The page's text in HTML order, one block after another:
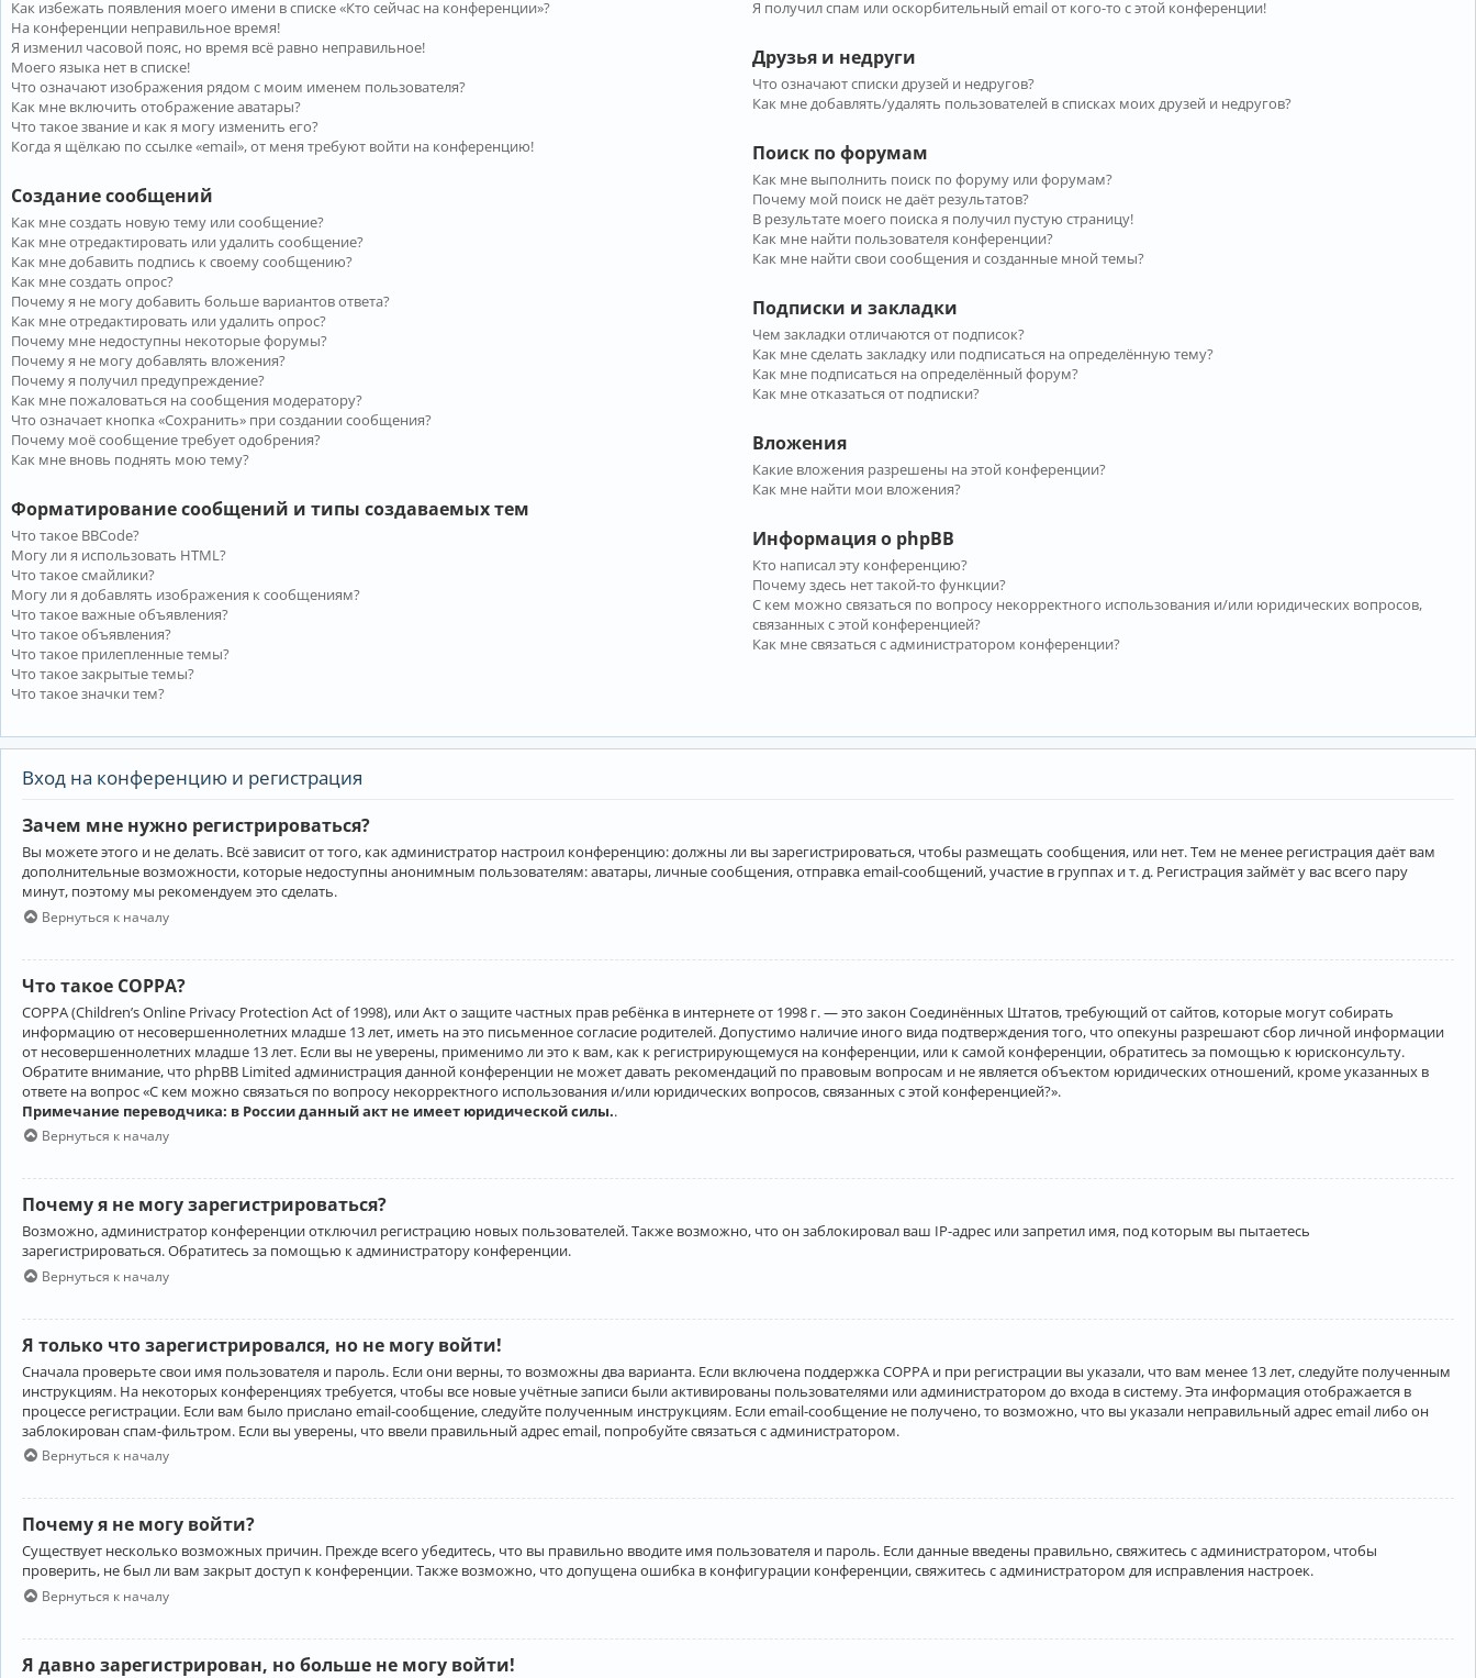
Как избежать появления моего имени в списке «Кто сейчас на конференции»?
На конференции неправильное время!
Я изменил часовой пояс, но время всё равно неправильное!
Моего языка нет в списке!
Что означают изображения рядом с моим именем пользователя?
Как мне включить отображение аватары?
Что такое звание и как я могу изменить его?
Когда я щёлкаю по ссылке «email», от меня требуют войти на конференцию!
Создание сообщений
Как мне создать новую тему или сообщение?
Как мне отредактировать или удалить сообщение?
Как мне добавить подпись к своему сообщению?
Как мне создать опрос?
Почему я не могу добавить больше вариантов ответа?
Как мне отредактировать или удалить опрос?
Почему мне недоступны некоторые форумы?
Почему я не могу добавлять вложения?
Почему я получил предупреждение?
Как мне пожаловаться на сообщения модератору?
Что означает кнопка «Сохранить» при создании сообщения?
Почему моё сообщение требует одобрения?
Как мне вновь поднять мою тему?
Форматирование сообщений и типы создаваемых тем
Что такое BBCode?
Могу ли я использовать HTML?
Что такое смайлики?
Могу ли я добавлять изображения к сообщениям?
Что такое важные объявления?
Что такое объявления?
Что такое прилепленные темы?
Что такое закрытые темы?
Что такое значки тем?
Я получил спам или оскорбительный email от кого-то с этой конференции!
Друзья и недруги
Что означают списки друзей и недругов?
Как мне добавлять/удалять пользователей в списках моих друзей и недругов?
Поиск по форумам
Как мне выполнить поиск по форуму или форумам?
Почему мой поиск не даёт результатов?
В результате моего поиска я получил пустую страницу!
Как мне найти пользователя конференции?
Как мне найти свои сообщения и созданные мной темы?
Подписки и закладки
Чем закладки отличаются от подписок?
Как мне сделать закладку или подписаться на определённую тему?
Как мне подписаться на определённый форум?
Как мне отказаться от подписки?
Вложения
Какие вложения разрешены на этой конференции?
Как мне найти мои вложения?
Информация о phpBB
Кто написал эту конференцию?
Почему здесь нет такой-то функции?
С кем можно связаться по вопросу некорректного использования и/или юридических вопросов,
связанных с этой конференцией?
Как мне связаться с администратором конференции?
Вход на конференцию и регистрация
Зачем мне нужно регистрироваться?
Вы можете этого и не делать. Всё зависит от того, как администратор настроил конференцию: должны ли вы зарегистрироваться, чтобы размещать сообщения, или нет. Тем не менее регистрация даёт вам
дополнительные возможности, которые недоступны анонимным пользователям: аватары, личные сообщения, отправка email-сообщений, участие в группах и т. д. Регистрация займёт у вас всего пару
минут, поэтому мы рекомендуем это сделать.
Вернуться к началу
Что такое COPPA?
COPPA (Children’s Online Privacy Protection Act of 1998), или Акт о защите частных прав ребёнка в интернете от 1998 г. — это закон Соединённых Штатов, требующий от сайтов, которые могут собирать
информацию от несовершеннолетних младше 13 лет, иметь на это письменное согласие родителей. Допустимо наличие иного вида подтверждения того, что опекуны разрешают сбор личной информации
от несовершеннолетних младше 13 лет. Если вы не уверены, применимо ли это к вам, как к регистрирующемуся на конференции, или к самой конференции, обратитесь за помощью к юрисконсульту.
Обратите внимание, что phpBB Limited администрация данной конференции не может давать рекомендаций по правовым вопросам и не является объектом юридических отношений, кроме указанных в
ответе на вопрос «С кем можно связаться по вопросу некорректного использования и/или юридических вопросов, связанных с этой конференцией?».
Примечание переводчика: в России данный акт не имеет юридической силы..
Вернуться к началу
Почему я не могу зарегистрироваться?
Возможно, администратор конференции отключил регистрацию новых пользователей. Также возможно, что он заблокировал ваш IP-адрес или запретил имя, под которым вы пытаетесь
зарегистрироваться. Обратитесь за помощью к администратору конференции.
Вернуться к началу
Я только что зарегистрировался, но не могу войти!
Сначала проверьте свои имя пользователя и пароль. Если они верны, то возможны два варианта. Если включена поддержка COPPA и при регистрации вы указали, что вам менее 13 лет, следуйте полученным
инструкциям. На некоторых конференциях требуется, чтобы все новые учётные записи были активированы пользователями или администратором до входа в систему. Эта информация отображается в
процессе регистрации. Если вам было прислано email-сообщение, следуйте полученным инструкциям. Если email-сообщение не получено, то возможно, что вы указали неправильный адрес email либо он
заблокирован спам-фильтром. Если вы уверены, что ввели правильный адрес email, попробуйте связаться с администратором.
Вернуться к началу
Почему я не могу войти?
Существует несколько возможных причин. Прежде всего убедитесь, что вы правильно вводите имя пользователя и пароль. Если данные введены правильно, свяжитесь с администратором, чтобы
проверить, не был ли вам закрыт доступ к конференции. Также возможно, что допущена ошибка в конфигурации конференции, свяжитесь с администратором для исправления настроек.
Вернуться к началу
Я давно зарегистрирован, но больше не могу войти!